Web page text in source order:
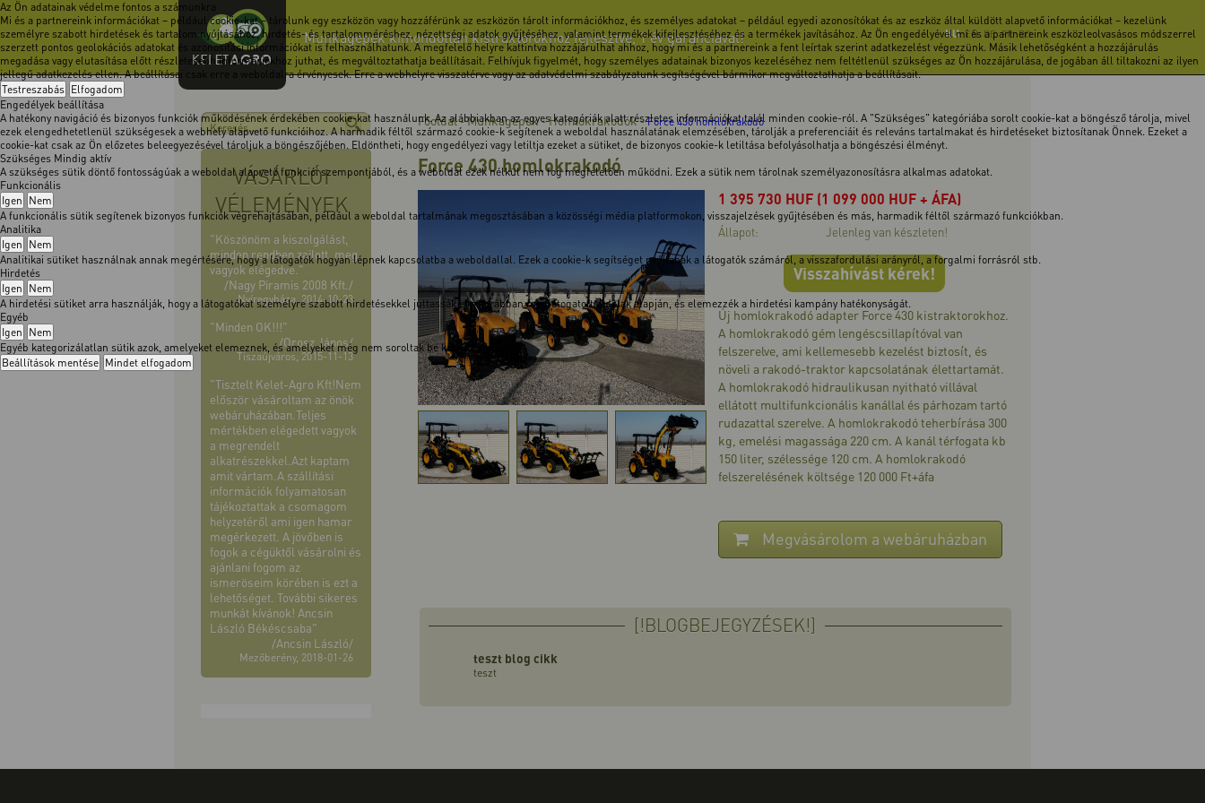
Az Ön adatainak védelme fontos a számunkra
Mi és a partnereink információkat – például cookie-kat – tárolunk egy eszközön vagy hozzáférünk az eszközön tárolt információkhoz, és személyes adatokat – például egyedi azonosítókat és az eszköz által küldött alapvető információkat – kezelünk
személyre szabott hirdetések és tartalom nyújtásához, hirdetés- és tartalomméréshez, nézettségi adatok gyűjtéséhez, valamint termékek kifejlesztéséhez és a termékek javításához. Az Ön engedélyével mi és a partnereink eszközleolvasásos módszerrel
szerzett pontos geolokációs adatokat és azonosítási információkat is felhasználhatunk. A megfelelő helyre kattintva hozzájárulhat ahhoz, hogy mi és a partnereink a fent leírtak szerint adatkezelést végezzünk. Másik lehetőségként a hozzájárulás
megadása vagy elutasítása előtt részletesebb információkhoz juthat, és megváltoztathatja beállításait. Felhívjuk figyelmét, hogy személyes adatainak bizonyos kezeléséhez nem feltétlenül szükséges az Ön hozzájárulása, de jogában áll tiltakozni az ilyen
jellegű adatkezelés ellen. A beállításai csak erre a weboldalra érvényesek. Erre a webhelyre visszatérve vagy az adatvédelmi szabályzatunk segítségével bármikor megváltoztathatja a beállításait.
Testreszabás Elfogadom
Engedélyek beállítása
A hatékony navigáció és bizonyos funkciók működésének érdekében cookie-kat használunk. Az alábbiakban az egyes kategóriák alatt részletes információkat talál minden cookie-ról. A "Szükséges" kategóriába sorolt cookie-kat a böngésző tárolja, mivel
ezek elengedhetetlenül szükségesek a webhely alapvető funkcióihoz. A harmadik féltől származó cookie-k segítenek a weboldal használatának elemzésében, tárolják a preferenciáit és releváns tartalmakat és hirdetéseket biztosítanak Önnek. Ezeket a
cookie-kat csak az Ön előzetes beleegyezésével tároljuk a böngészőjében. Eldöntheti, hogy engedélyezi vagy letiltja ezeket a sütiket, de bizonyos cookie-k letiltása befolyásolhatja a böngészési élményt.
Szükséges Mindig aktív
A szükséges sütik döntő fontosságúak a weboldal alapvető funkciói szempontjából, és a weboldal ezek nélkül nem fog megfelelően működni. Ezek a sütik nem tárolnak személyazonosításra alkalmas adatokat.
Funkcionális
Igen Nem
A funkcionális sütik segítenek bizonyos funkciók végrehajtásában, például a weboldal tartalmának megosztásában a közösségi média platformokon, visszajelzések gyűjtésében és más, harmadik féltől származó funkciókban.
Analitika
Igen Nem
Analitikai sütiket használnak annak megértésére, hogy a látogatók hogyan lépnek kapcsolatba a weboldallal. Ezek a cookie-k segítséget nyújtanak a látogatók számáról, a visszafordulási arányról, a forgalmi forrásról stb.
Hirdetés
Igen Nem
A hirdetési sütiket arra használják, hogy a látogatókat személyre szabott hirdetésekkel juttassák el a korábban meglátogatott oldalak alapján, és elemezzék a hirdetési kampány hatékonyságát.
Egyéb
Igen Nem
Egyéb kategorizálatlan sütik azok, amelyeket elemeznek, és amelyeket még nem soroltak be kategóriába.
Beállítások mentése Mindet elfogadom
Munkagépek kimondottan kistraktorokhoz fejlesztve, 1 év garanciával! HU EN DE FR RO
VÁSÁRLÓI
VÉLEMÉNYEK
"Köszönöm a kiszolgálást,
minden rendben zajlott, meg
vagyok elégedve."
/Nagy Piramis 2008 Kft./
Nyíregyháza, 2014-10-23
"Minden OK!!!"
/Orosz János/
Tiszaújváros, 2015-11-13
"Tisztelt Kelet-Agro Kft!Nem
először vásároltam az önök
webáruházában.Teljes
mértékben elégedett vagyok
a megrendelt
alkatrészekkel.Azt kaptam
amit vártam.A szállítási
információk folyamatosan
tájékoztattak a csomagom
helyzetéről ami igen hamar
megérkezett. A jövőben is
fogok a cégüktől vásárolni és
ajánlani fogom az
ismeröseim körében is ezt a
lehetőséget. További sikeres
munkát kívánok! Ancsin
László Békéscsaba"
/Ancsin László/
Mezőberény, 2018-01-26
Főoldal-Munkagépek-Homlokrakodók-Force 430 homlokrakodó
Force 430 homlokrakodó
1 395 730 HUF (1 099 000 HUF + ÁFA)
Állapot: Jelenleg van készleten!
Visszahívást kérek!
Új homlokrakodó adapter Force 430 kistraktorokhoz.
A homlokrakodó gém lengéscsillapítóval van
felszerelve, ami kellemesebb kezelést biztosít, és
növeli a rakodó-traktor kapcsolatának élettartamát.
A homlokrakodó hidraulikusan nyitható villával
ellátott multifunkcionális kanállal és párhozam tartó
rudazattal szerelve. A homlokrakodó teherbírása 300
kg, emelési magassága 220 cm. A kanál térfogata kb
150 liter, szélessége 120 cm. A homlokrakodó
felszerelésének költsége 120 000 Ft+áfa
Megvásárolom a webáruházban
[!BLOGBEJEGYZÉSEK!]
teszt blog cikk
teszt